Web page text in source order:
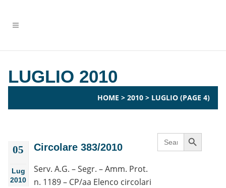
LUGLIO 2010
HOME > 2010 > LUGLIO (PAGE 4)
05
Lug
2010
Circolare 383/2010
Serv. A.G. – Segr. – Amm. Prot.
n. 1189 – CP/aa Elenco circolari
Search
for:
Search Button